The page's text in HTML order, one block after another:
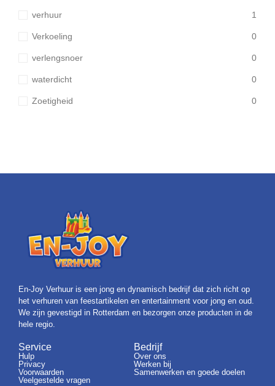
verhuur 1
Verkoeling 0
verlengsnoer 0
waterdicht 0
Zoetigheid 0
En-Joy Verhuur is een jong en dynamisch bedrijf dat zich richt op
het verhuren van feestartikelen en entertainment voor jong en oud.
We zijn gevestigd in Rotterdam en bezorgen onze producten in de
hele regio.
Service
Hulp
Privacy
Voorwaarden
Veelgestelde vragen
Bedrijf
Over ons
Werken bij
Samenwerken en goede doelen